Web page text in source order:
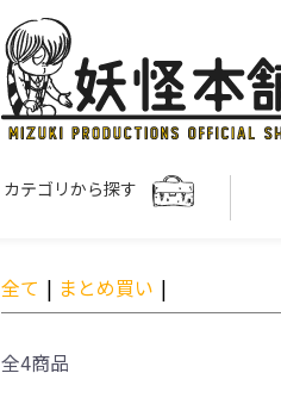
カテゴリから探す
全て | まとめ買い |
全4商品